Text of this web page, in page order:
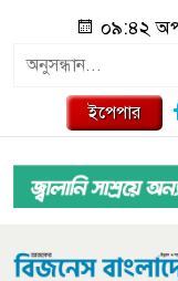
০৯:৪২
ইপেপার